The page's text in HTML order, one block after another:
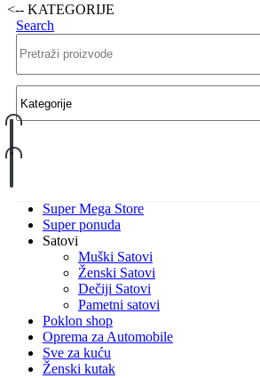
<-- KATEGORIJE
Search
Super Mega Store
Super ponuda
Satovi
Muški Satovi
Ženski Satovi
Dečiji Satovi
Pametni satovi
Poklon shop
Oprema za Automobile
Sve za kuću
Ženski kutak